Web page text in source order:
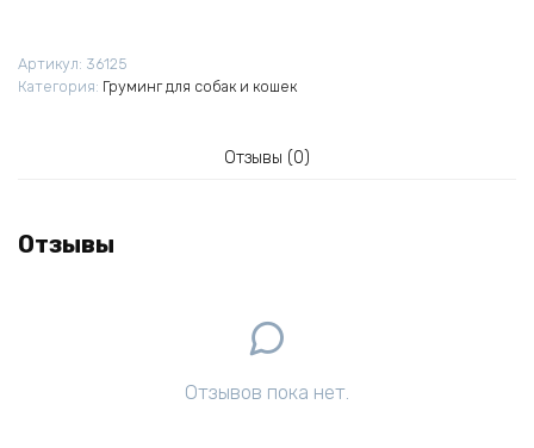
Артикул: 36125
Категория: Груминг для собак и кошек
Отзывы (0)
Отзывы
Отзывов пока нет.